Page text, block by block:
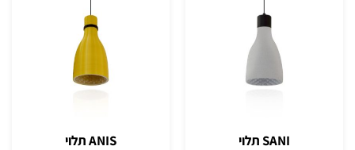
SANI תלוי ANIS תלוי